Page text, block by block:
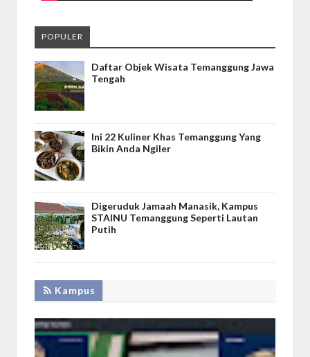
POPULER
Daftar Objek Wisata Temanggung Jawa
Tengah
Ini 22 Kuliner Khas Temanggung Yang
Bikin Anda Ngiler
Digeruduk Jamaah Manasik, Kampus
STAINU Temanggung Seperti Lautan
Putih
Kampus